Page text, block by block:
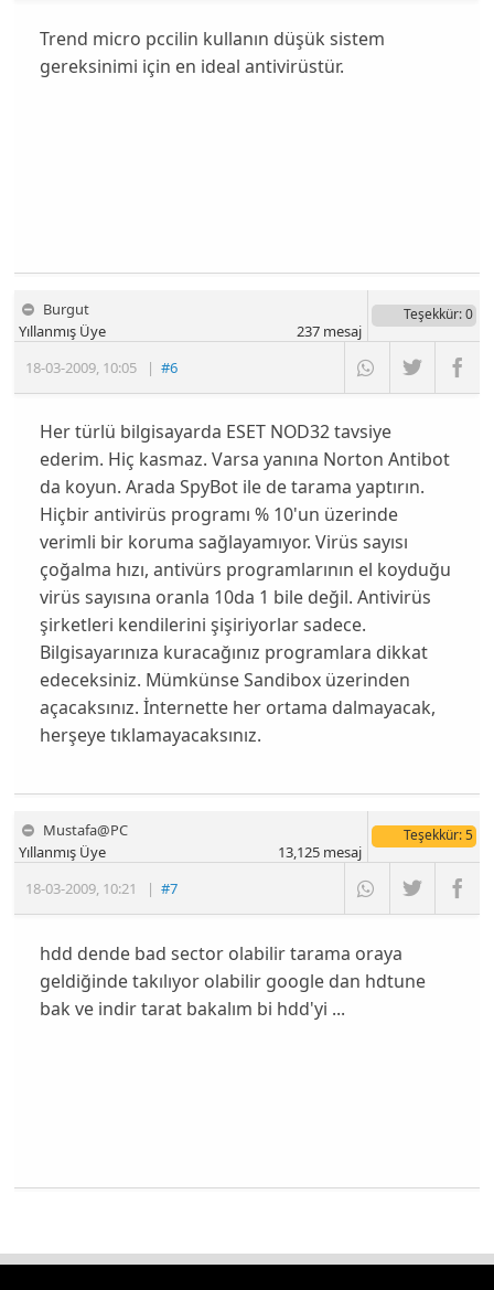
Trend micro pccilin kullanın düşük sistem
gereksinimi için en ideal antivirüstür.
Burgut
18-03-2009 10:05 |#6
Yıllanmış Üye
Teşekkür: 0
237mesaj
Her türlü bilgisayarda ESET NOD32 tavsiye
ederim. Hiç kasmaz. Varsa yanına Norton Antibot
da koyun. Arada SpyBot ile de tarama yaptırın.
Hiçbir antivirüs programı % 10'un üzerinde
verimli bir koruma sağlayamıyor. Virüs sayısı
çoğalma hızı, antivürs programlarının el koyduğu
virüs sayısına oranla 10da 1 bile değil. Antivirüs
şirketleri kendilerini şişiriyorlar sadece.
Bilgisayarınıza kuracağınız programlara dikkat
edeceksiniz. Mümkünse Sandibox üzerinden
açacaksınız. İnternette her ortama dalmayacak,
herşeye tıklamayacaksınız.
Mustafa@PC
18-03-2009, 10:21 |#7
Yıllanmış Üye
Teşekkür: 5
13,125mesaj
hdd dende bad sector olabilir tarama oraya
geldiğinde takılıyor olabilir google dan hdtune
bak ve indir tarat bakalım bi hdd'yi ...